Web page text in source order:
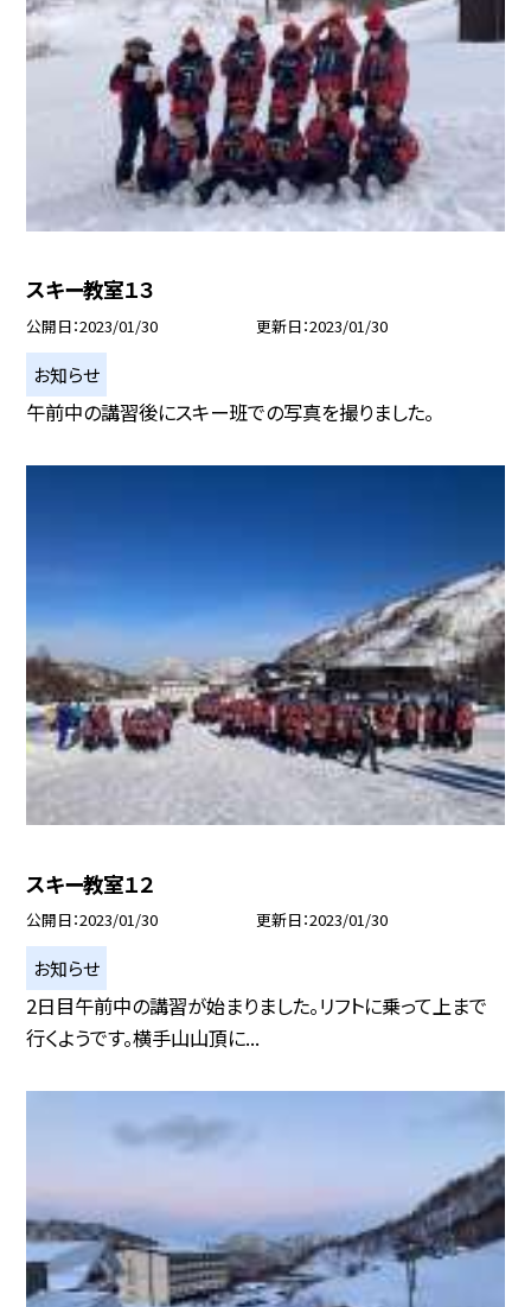
スキー教室１３
公開日 2023/01/30 更新日 2023/01/30
お知らせ
午前中の講習後にスキー班での写真を撮りました。
スキー教室１２
公開日 2023/01/30 更新日 2023/01/30
お知らせ
2日目午前中の講習が始まりました。リフトに乗って上まで
行くようです。横手山山頂に...